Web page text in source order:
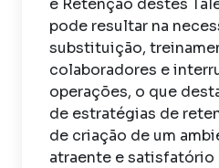
e Retenção destes
pode resultar na
substituição,
colaboradores e
operações, o que
de estratégias de
de criação de um
atraente e satisfatório